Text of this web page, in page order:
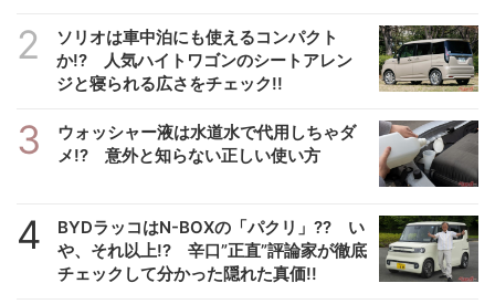
2
ソリオは車中泊にも使えるコンパクト
か!? 人気ハイトワゴンのシートアレン
ジと寝られる広さをチェック!!
3
ウォッシャー液は水道水で代用しちゃダ
メ!? 意外と知らない正しい使い方
4
BYDラッコはN-BOXの「パクリ」?? い
や、それ以上!? 辛口”正直”評論家が徹底
チェックして分かった隠れた真価!!